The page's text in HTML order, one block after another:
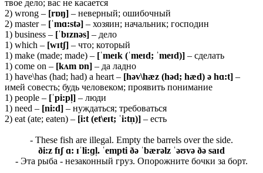
твое дело; вас не касается
2) wrong – [rɒŋ] – неверный; ошибочный
2) master – [ˈmɑ:stə] – хозяин; начальник; господин
1) business – [ˈbɪznəs] – дело
1) which – [wɪtʃ] – что; который
1) make (made; made) – [ˈmeɪk (ˈmeɪd; ˈmeɪd)] – сделать
1) come on – [kʌm ɒn] – да ладно
1) have\has (had; had) a heart – [həv\hæz (həd; hæd) ə hɑ:t] –
имей совесть; будь человеком; проявить понимание
1) people – [ˈpi:pl̩] – люди
1) need – [ni:d] – нуждаться; требоваться
2) eat (ate; eaten) – [i:t (et\eɪt; ˈi:tn̩)] – есть
- These fish are illegal. Empty the barrels over the side.
ði:z fɪʃ ɑ: ɪˈli:ɡl̩. ˈempti ðə ˈbærəlz ˈəʊvə ðə saɪd
- Эта рыба - незаконный груз. Опорожните бочки за борт.